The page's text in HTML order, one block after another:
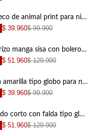
+
+
+
+
Chaleco de animal print para niña
$ 39.960$ 99.900
Enterizo manga sisa con bolero para niña
$ 51.960$ 129.900
Falda amarilla tipo globo para niña
$ 39.960$ 99.900
Vestido corto con falda tipo globo crudo para niña
$ 51.960$ 129.900